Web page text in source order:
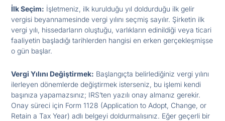
İlk Seçim: İşletmeniz, ilk kurulduğu yıl doldurduğu ilk gelir
vergisi beyannamesinde vergi yılını seçmiş sayılır. Şirketin ilk
vergi yılı, hissedarların oluştuğu, varlıkların edinildiği veya ticari
faaliyetin başladığı tarihlerden hangisi en erken gerçekleşmişse
o gün başlar.
Vergi Yılını Değiştirmek: Başlangıçta belirlediğiniz vergi yılını
ilerleyen dönemlerde değiştirmek isterseniz, bu işlemi kendi
başınıza yapamazsınız; IRS’ten yazılı onay almanız gerekir.
Onay süreci için Form 1128 (Application to Adopt, Change, or
Retain a Tax Year) adlı belgeyi doldurmalısınız. Eğer geçerli bir